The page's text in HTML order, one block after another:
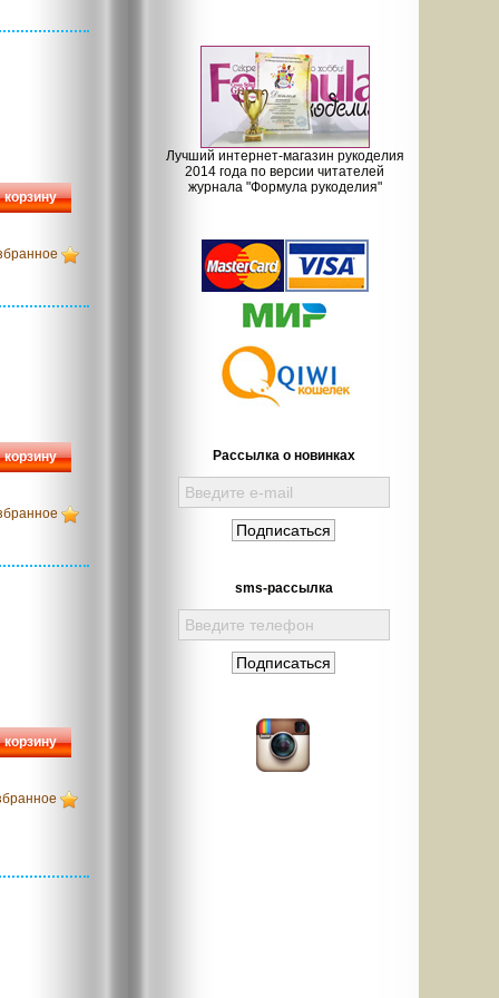
корзину
корзину
Лучший интернет-магазин рукоделия
2014 года по версии читателей
журнала "Формула рукоделия"
Рассылка о новинках
sms-рассылка